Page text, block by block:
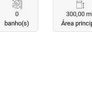
0
banho(s)
300,00
Área